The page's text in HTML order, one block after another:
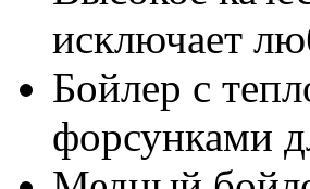
исключает
Бойлер с
форсунками